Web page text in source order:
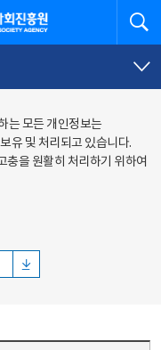
는 모든 개인정보는
유 및 처리되고 있습니다.
충을 원활히 처리하기 위하여